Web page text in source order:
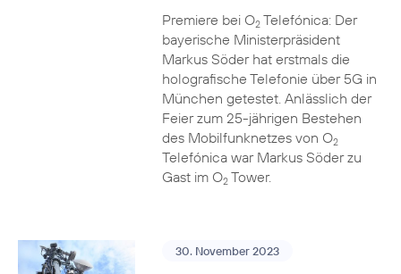
Premiere bei O2Telefónica: Der
bayerische Ministerpräsident
Markus Söder hat erstmals die
holografische Telefonie über 5G in
München getestet. Anlässlich der
Feier zum 25-jährigen Bestehen
des Mobilfunknetzes von O2
Telefónica war Markus Söder zu
Gast im O2Tower.
30. November 2023